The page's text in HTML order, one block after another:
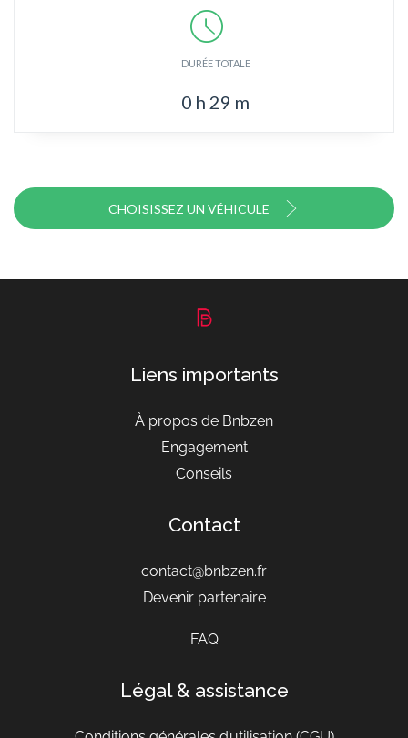
DURÉE TOTALE
0 h 29 m
CHOISISSEZ UN VÉHICULE
Liens importants
À propos de Bnbzen
Engagement
Conseils
Contact
contact@bnbzen.fr
Devenir partenaire
FAQ
Légal & assistance